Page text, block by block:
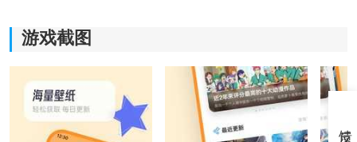
选择手机号快速注册
获取验证码完成验证
根据提示完成其他相关信息的填写。
游戏截图